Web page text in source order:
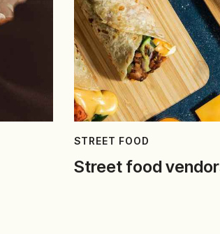
STREET FOOD
Street food